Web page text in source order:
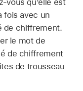
fois avec un
de chiffrement.
le mot de
de chiffrement
de trousseau